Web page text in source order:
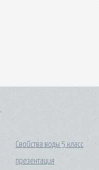
Свойства воды 5 класс
презентация